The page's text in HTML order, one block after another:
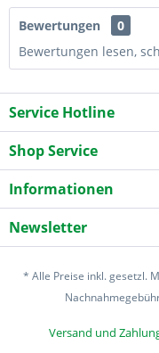
Bewertungen
0
Bewertungen lesen,
Service Hotline
Shop Service
Informationen
Newsletter
* Alle Preise inkl. gesetzl.
Versand und